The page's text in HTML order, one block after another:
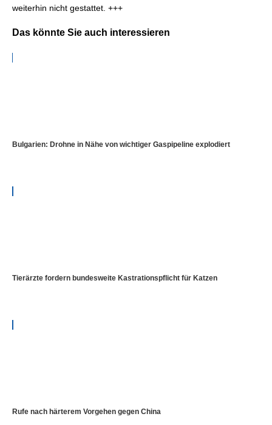
weiterhin nicht gestattet. +++
Das könnte Sie auch interessieren
Bulgarien: Drohne in Nähe von wichtiger Gaspipeline explodiert
Tierärzte fordern bundesweite Kastrationspflicht für Katzen
Rufe nach härterem Vorgehen gegen China